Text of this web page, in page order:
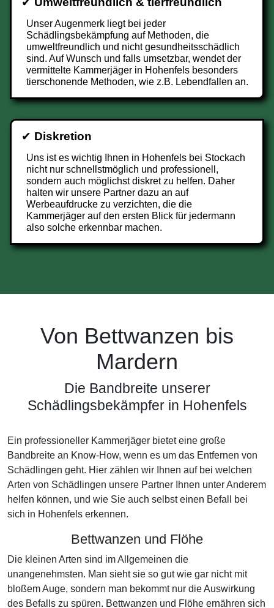
Unser Augenmerk liegt bei jeder
Schädlingsbekämpfung auf Methoden, die
umweltfreundlich und nicht gesundheitsschädlich
sind. Auf Wunsch und falls umsetzbar, wendet der
vermittelte Kammerjäger in Hohenfels besonders
tierschonende Methoden, wie z.B. Lebendfallen an.
✔ Diskretion
Uns ist es wichtig Ihnen in Hohenfels bei Stockach
nicht nur schnellstmöglich und professionell,
sondern auch möglichst diskret zu helfen. Daher
halten wir unsere Partner dazu an auf
Werbeaufdrucke zu verzichten, die die
Kammerjäger auf den ersten Blick für jedermann
also solche erkennbar machen.
Von Bettwanzen bis
Mardern
Die Bandbreite unserer
Schädlingsbekämpfer in Hohenfels
Ein professioneller Kammerjäger bietet eine große
Bandbreite an Know-How, wenn es um das Entfernen von
Schädlingen geht. Hier zählen wir Ihnen auf bei welchen
Arten von Schädlingen unsere Partner Ihnen unter Anderem
helfen können, und wie Sie auch selbst einen Befall bei
sich in Hohenfels erkennen.
Bettwanzen und Flöhe
Die kleinen Arten sind im Allgemeinen die
unangenehmsten. Man sieht sie so gut wie gar nicht mit
bloßem Auge, sondern man bekommt nur die Auswirkung
des Befalls zu spüren. Bettwanzen und Flöhe ernähren sich